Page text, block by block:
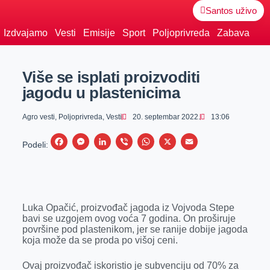
Santos uživo
Izdvajamo Vesti Emisije Sport Poljoprivreda Zabava
Više se isplati proizvoditi
jagodu u plastenicima
Agro vesti, Poljoprivreda, Vesti 20. septembar 2022. 13:06
Podeli:
F
b
o
o
M
e
n
g
e
L
e
d
I
n
V
r
W
s
A
p
p
X
E
l
Luka Opačić, proizvođač jagoda iz Vojvoda Stepe
bavi se uzgojem ovog voća 7 godina. On proširuje
površine pod plastenikom, jer se ranije dobije jagoda
koja može da se proda po višoj ceni.
Ovaj proizvođač iskoristio je subvenciju od 70% za